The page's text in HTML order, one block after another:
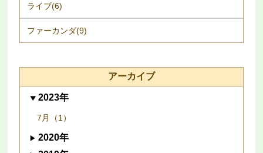
ライブ(6)
ファーカンダ(9)
アーカイブ
2023年
7月（1）
2020年